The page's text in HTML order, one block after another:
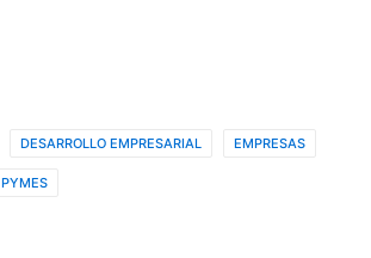
DESARROLLO EMPRESARIAL EMPRESAS
PYMES